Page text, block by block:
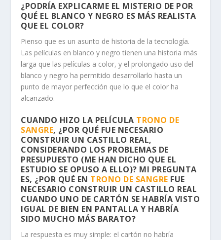
¿PODRÍA EXPLICARME EL MISTERIO DE POR
QUÉ EL BLANCO Y NEGRO ES MÁS REALISTA
QUE EL COLOR?
Pienso que es un asunto de historia de la tecnología.
Las películas en blanco y negro tienen una historia más
larga que las películas a color, y el prolongado uso del
blanco y negro ha permitido desarrollarlo hasta un
punto de mayor perfección que lo que el color ha
alcanzado.
CUANDO HIZO LA PELÍCULA TRONO DE
SANGRE, ¿POR QUÉ FUE NECESARIO
CONSTRUIR UN CASTILLO REAL,
CONSIDERANDO LOS PROBLEMAS DE
PRESUPUESTO (ME HAN DICHO QUE EL
ESTUDIO SE OPUSO A ELLO)? MI PREGUNTA
ES, ¿POR QUÉ EN TRONO DE SANGRE FUE
NECESARIO CONSTRUIR UN CASTILLO REAL
CUANDO UNO DE CARTÓN SE HABRÍA VISTO
IGUAL DE BIEN EN PANTALLA Y HABRÍA
SIDO MUCHO MÁS BARATO?
La respuesta es muy simple: el cartón no habría